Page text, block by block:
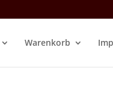
Warenkorb